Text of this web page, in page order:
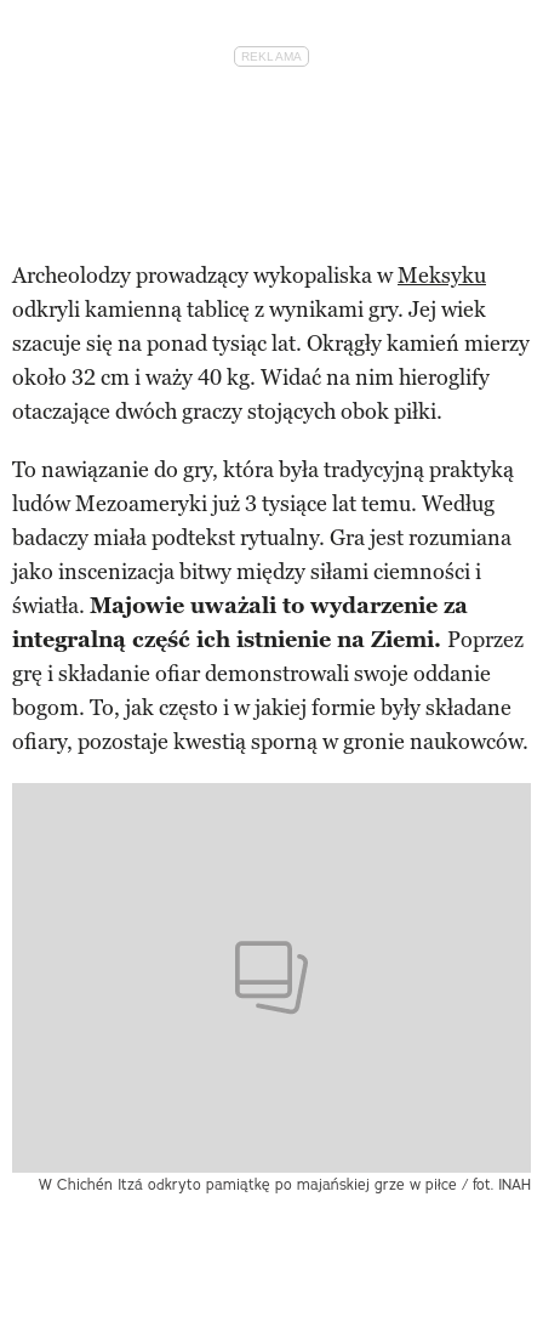
Archeolodzy prowadzący wykopaliska wMeksyku
odkryli kamienną tablicę z wynikami gry. Jej wiek
szacuje się na ponad tysiąc lat. Okrągły kamień mierzy
około 32 cm i waży 40 kg. Widać na nim hieroglify
otaczające dwóch graczy stojących obok piłki.
To nawiązanie do gry, która była tradycyjną praktyką
ludów Mezoameryki już 3 tysiące lat temu. Według
badaczy miała podtekst rytualny. Gra jest rozumiana
jako inscenizacja bitwy między siłami ciemności i
światła. Majowie uważali to wydarzenie za
integralną część ich istnienie na Ziemi. Poprzez
grę i składanie ofiar demonstrowali swoje oddanie
bogom. To, jak często i w jakiej formie były składane
ofiary, pozostaje kwestią sporną w gronie naukowców.
W Chichén Itzá odkryto pamiątkę po majańskiej grze w piłce / fot. INAH